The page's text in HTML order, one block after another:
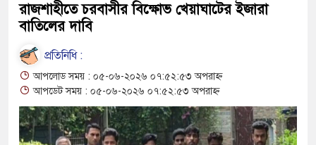
১১ লাখ মানুষ
মরদেহ উদ্ধার
১৫৬ বোতল ভারতীয়
রাজশাহীতে চরবাসীর বিক্ষোভ খেয়াঘাটের ইজারা
বাতিলের দাবি
প্রতিনিধি :
আপলোড সময় : ০৫-০৬-২০২৬ ০৭:৫২:৫৩ অপরাহ্ন
আপডেট সময় : ০৫-০৬-২০২৬ ০৭:৫২:৫৩ অপরাহ্ন